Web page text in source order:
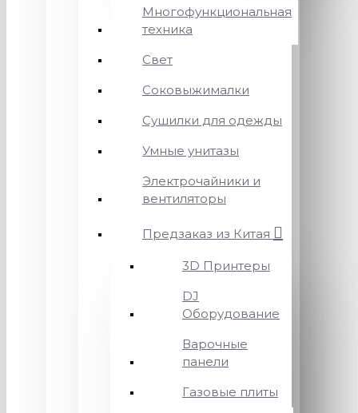
Многофункциональная
техника
Свет
Соковыжималки
Сушилки для одежды
Умные унитазы
Электрочайники и
вентиляторы
Предзаказ из Китая
3D Принтеры
DJ
Оборудование
Варочные
панели
Газовые плиты